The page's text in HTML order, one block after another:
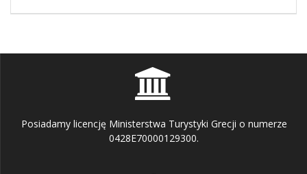
Posiadamy licencję Ministerstwa Turystyki Grecji o numerze
0428E70000129300.